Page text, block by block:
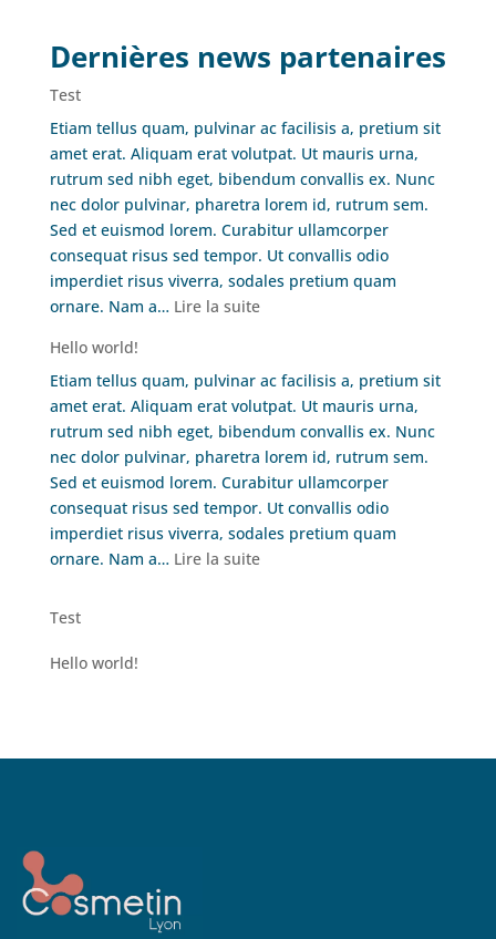
Dernières news partenaires
Test
Etiam tellus quam, pulvinar ac facilisis a, pretium sit
amet erat. Aliquam erat volutpat. Ut mauris urna,
rutrum sed nibh eget, bibendum convallis ex. Nunc
nec dolor pulvinar, pharetra lorem id, rutrum sem.
Sed et euismod lorem. Curabitur ullamcorper
consequat risus sed tempor. Ut convallis odio
imperdiet risus viverra, sodales pretium quam
ornare. Nam a… Lire la suite:
Hello world!
Etiam tellus quam, pulvinar ac facilisis a, pretium sit
amet erat. Aliquam erat volutpat. Ut mauris urna,
rutrum sed nibh eget, bibendum convallis ex. Nunc
nec dolor pulvinar, pharetra lorem id, rutrum sem.
Sed et euismod lorem. Curabitur ullamcorper
consequat risus sed tempor. Ut convallis odio
imperdiet risus viverra, sodales pretium quam
ornare. Nam a… Lire la suite:
Test
Hello world!